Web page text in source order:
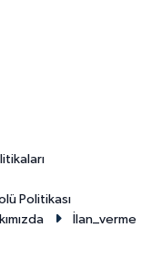
Politikası
İlan_verme